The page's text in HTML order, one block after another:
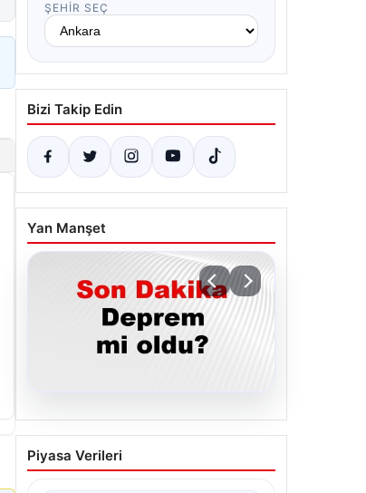
ŞEHIR SEÇ
Bizi Takip Edin
Yan Manşet
05.08.2026
Son dakika deprem mi
oldu? Az önce deprem
Piyasa Verileri